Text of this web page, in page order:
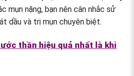
mụn nặng, bạn nên cân nhắc sử
dầu và trị mụn chuyên biệt.
thần hiệu quả nhất là khi